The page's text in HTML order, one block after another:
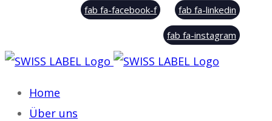
fab fa-facebook-f fab fa-linkedin
fab fa-instagram
Home
Über uns